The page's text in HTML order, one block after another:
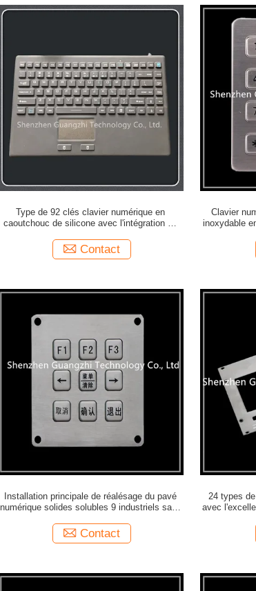
Type de 92 clés clavier numérique en
caoutchouc de silicone avec l'intégration de
Contact
Clavier
inoxydable
Installation principale de réalésage du pavé
numérique solides solubles 9 industriels sans
Contact
24 types
avec